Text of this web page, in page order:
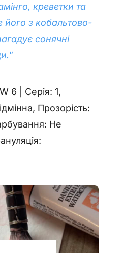
креветки та
його з кобальтово-
сонячні
”
6 | Серія: 1,
Прозорість:
Не